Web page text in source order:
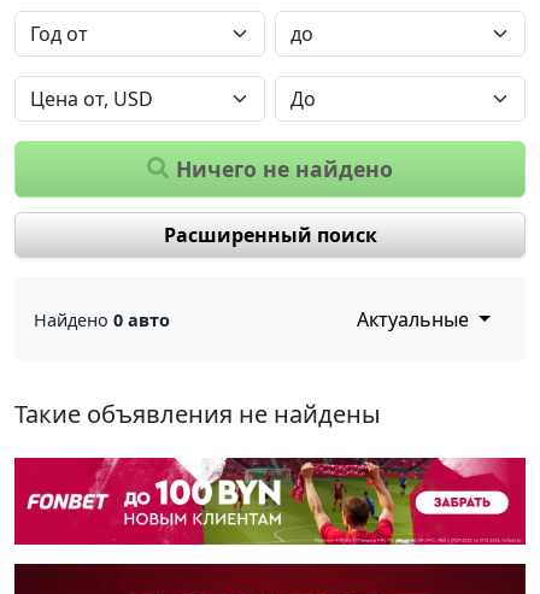
Ничего не найдено
Расширенный поиск
Найдено 0 авто Актуальные
Такие объявления не найдены